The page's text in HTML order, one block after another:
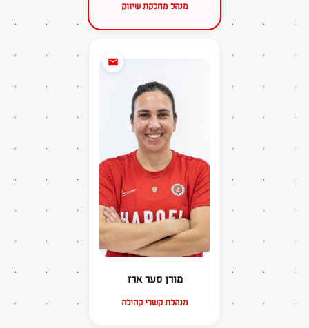
מנהל מחלקת שיווק
מורן סער ארז
מנהלת קשרי קהילה